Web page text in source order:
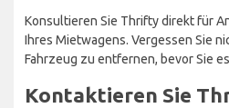
Konsultieren Sie Thrifty direkt für
Ihres Mietwagens. Vergessen Sie
Fahrzeug zu entfernen, bevor Sie
Kontaktieren Sie